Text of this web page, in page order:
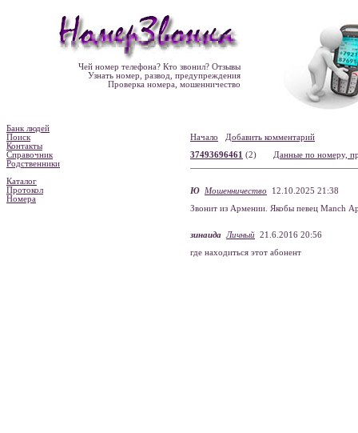
Чей номер телефона? Кто звонил? Отзывы
Узнать номер, развод, предупреждения
Проверка номера, мошенничество
Банк людей
Поиск
Контакты
Справочник
Родственники
Каталог
Протокол
Номера
Начало
Добавить комментарий
37493696461 (2) Данные по номеру,
Ю Мошенничество 12.10.2025 21:38
Звонит из Армении. Якобы певец Manch
зинаида Личный 21.6.2016 20:56
где находиться этот абонент